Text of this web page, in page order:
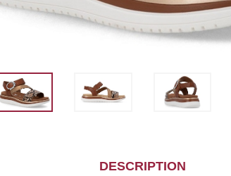
DESCRIPTION